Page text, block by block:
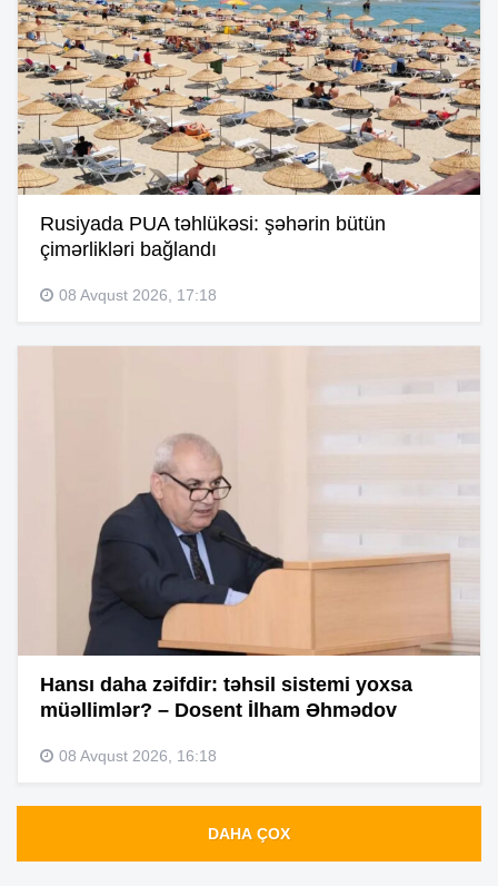
Rusiyada PUA təhlükəsi: şəhərin bütün
çimərlikləri bağlandı
08 Avqust 2026, 17:18
Hansı daha zəifdir: təhsil sistemi yoxsa
müəllimlər? – Dosent İlham Əhmədov
08 Avqust 2026, 16:18
DAHA ÇOX